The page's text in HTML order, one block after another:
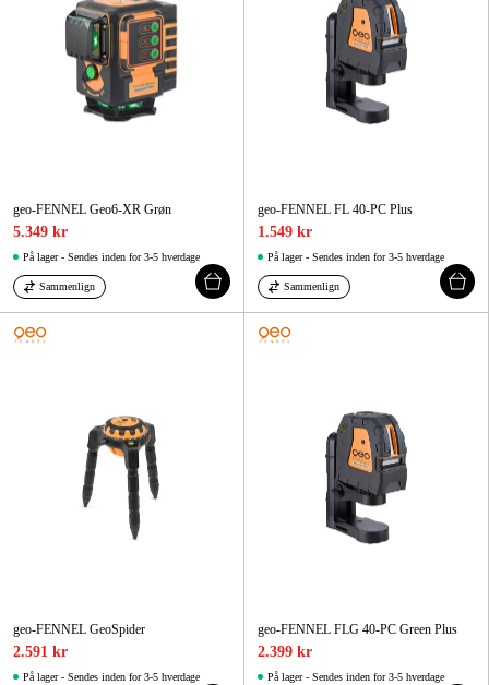
geo-FENNEL Geo6-XR Grøn
5.349 kr
På lager - Sendes inden for 3-5 hverdage
Sammenlign
geo-FENNEL FL 40-PC Plus
1.549 kr
På lager - Sendes inden for 3-5 hverdage
Sammenlign
geo-FENNEL GeoSpider
2.591 kr
På lager - Sendes inden for 3-5 hverdage
geo-FENNEL FLG 40-PC Green Plus
2.399 kr
På lager - Sendes inden for 3-5 hverdage